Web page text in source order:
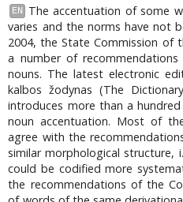
EN
The accentuation of some
varies and the norms have not
2004, the State Commission of
a number of
nouns. The latest electronic
kalbos žodynas (The
introduces more than a
noun accentuation. Most of
agree with the
similar morphological structure,
could be codified more
the recommendations of the